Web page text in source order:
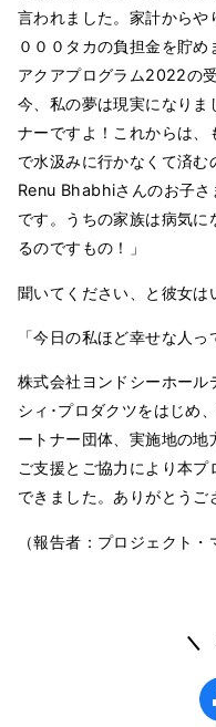
言われました。家計から
０００タカの負担金を貯
アクアプログラム2022の
今、私の夢は現実になり
ナーですよ！これからは、
で水汲みに行かなくて済む
Renu Bhabhiさんのお子
です。うちの家族は病気
るのですもの！」
聞いてください、と彼女は
「今日の私ほど幸せな人っ
株式会社ヨンドシーホール
シィ･プロダクツをはじめ
ートナー団体、実施地の
ご支援とご協力により本
できました。ありがとうご
（報告者：プロジェクト